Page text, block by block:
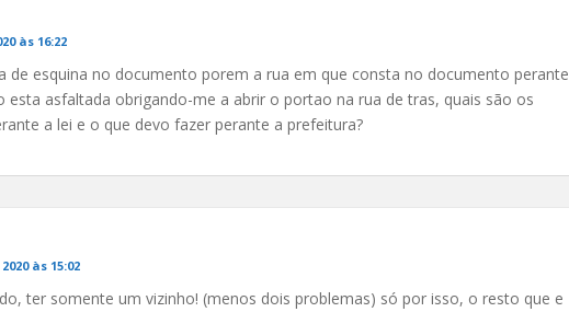
às 16:22
de esquina no documento porem a rua em que consta no documento perante
esta asfaltada obrigando-me a abrir o portao na rua de tras, quais são os
a lei e o que devo fazer perante a prefeitura?
às 15:02
ter somente um vizinho! (menos dois problemas) só por isso, o resto que e